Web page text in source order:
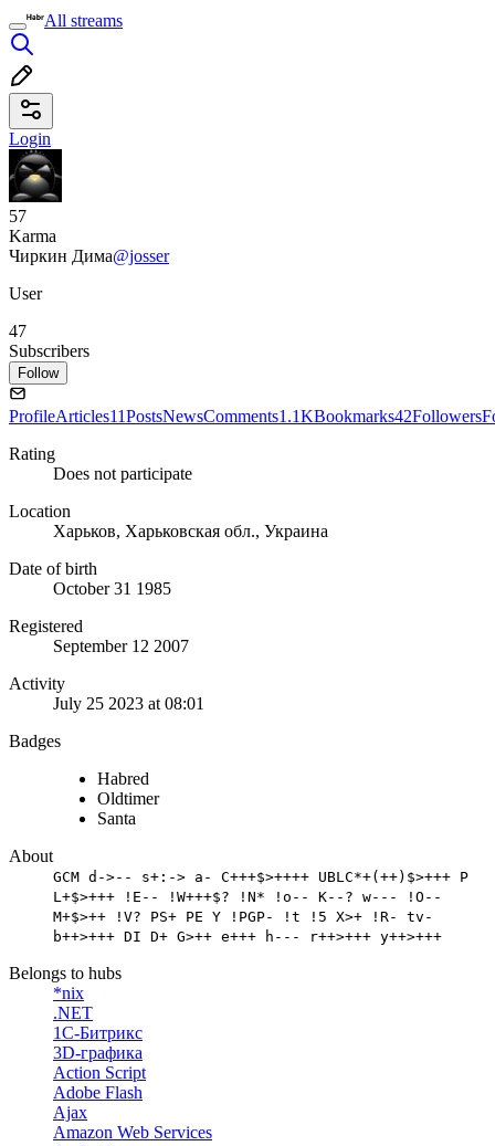
All streams
Login
57
Karma
Чиркин Дима@josser
User
47
Subscribers
Follow
ProfileArticles11PostsNewsComments1.1KBookmarks42Followers
Rating
Does not participate
Location
Харьков, Харьковская обл., Украина
Date of birth
October 31 1985
Registered
September 12 2007
Activity
July 25 2023 at 08:01
Badges
Habred
Oldtimer
Santa
About
GCM d->-- s+:-> a- C+++$>++++ UBLC*+(++)$>+++ P
L+$>+++ !E-- !W+++$? !N* !o-- K--? w--- !O--
M+$>++ !V? PS+ PE Y !PGP- !t !5 X>+ !R- tv-
b++>+++ DI D+ G>++ e+++ h--- r++>+++ y++>+++
Belongs to hubs
*nix
.NET
1С-Битрикс
3D-графика
Action Script
Adobe Flash
Ajax
Amazon Web Services